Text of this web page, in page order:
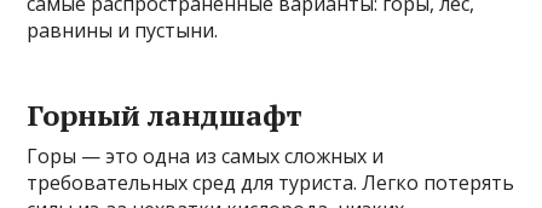
равнины и пустыни.
Горный ландшафт
Горы — это одна из самых сложных и
требовательных сред для туриста. Легко потерять